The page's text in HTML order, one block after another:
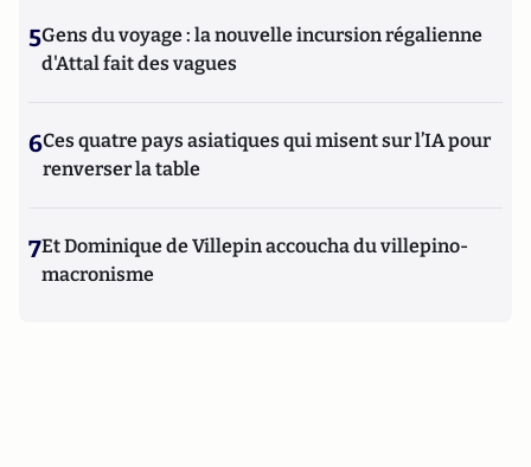
5Gens du voyage : la nouvelle incursion régalienne
d'Attal fait des vagues
6Ces quatre pays asiatiques qui misent sur l’IA pour
renverser la table
7Et Dominique de Villepin accoucha du villepino-
macronisme